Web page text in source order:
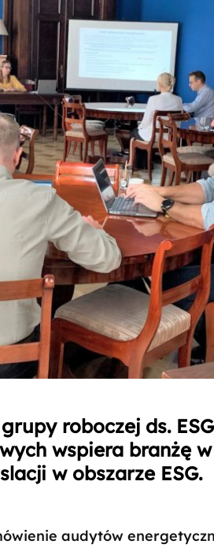
roboczej ds.
wspiera branżę
w obszarze ESG.
audytów